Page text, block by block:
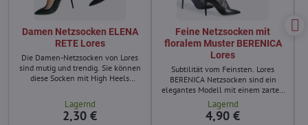
Damen Netzsocken ELENA
RETE Lores
Die Damen-Netzsocken von Lores
sind mutig und trendig. Sie können
diese Socken mit High Heels
zu kreieren.
Lagernd
2,30 €
Feine Netzsocken mit
floralem Muster BERENICA
Lores
Subtilität vom Feinsten. Lores
BERENICA Netzsocken sind ein
elegantes Modell mit einem zarten
Blumenmotiv, das dem Alltags- und
Abendstil Chic verleiht.
Lagernd
4,90 €